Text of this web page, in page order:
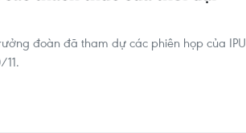
đoàn đã tham dự các phiên họp của IPU